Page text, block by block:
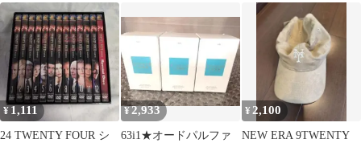
ドレス ブラウン×ベー
ジュ
¥ 1,111
24 TWENTY FOUR シ
¥2,933
63i1★オードパルファ
¥ 2,100
NEW ERA 9TWENTY